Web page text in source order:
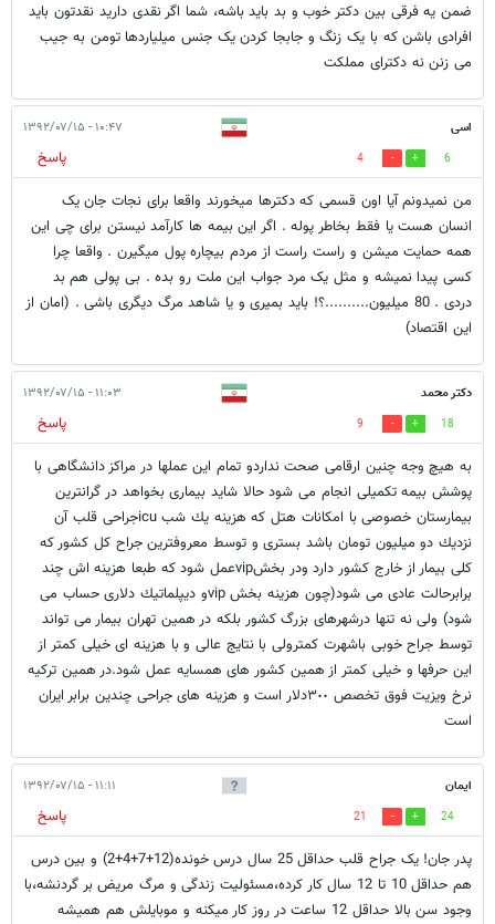
ضمن یه فرقی بین دکتر خوب و بد باید باشه، شما اگر نقدی دارید نقدتون باید
افرادی باشن که با یک زنگ و جابجا کردن یک جنس میلیاردها تومن به جیب
می زنن نه دکترای مملکت
اسی ۱۰:۴۷ - ۱۳۹۲/۰۷/۱۵
6
4
پاسخ
من نمیدونم آیا اون قسمی که دکترها میخورند واقعا برای نجات جان یک
انسان هست یا فقط بخاطر پوله . اگر این بیمه ها کارآمد نیستن برای چی این
همه حمایت میشن و راست راست از مردم بیچاره پول میگیرن . واقعا چرا
کسی پیدا نمیشه و مثل یک مرد جواب این ملت رو بده . بی پولی هم بد
دردی . 80 میلیون..........؟! باید بمیری و یا شاهد مرگ دیگری باشی . (امان از
این اقتصاد)
دكتر محمد ۱۱:۰۳ - ۱۳۹۲/۰۷/۱۵
18
9
پاسخ
به هيچ وجه چنين ارقامى صحت نداردو تمام اين عملها در مراكز دانشگاهى با
پوشش بيمه تكميلى انجام مى شود حالا شايد بيمارى بخواهد در گرانترين
بيمارستان خصوصى با امكانات هتل كه هزينه يك شب icuجراحى قلب آن
نزديك دو ميليون تومان باشد بسترى و توسط معروفترين جراح كل كشور كه
كلى بيمار از خارج كشور دارد ودر بخشvipعمل شود كه طبعا هزينه اش چند
برابرحالت عادى مى شود(چون هزينه بخش vipو ديپلماتيك دلارى حساب مى
شود) ولى نه تنها درشهرهاى بزرگ كشور بلكه در همين تهران بيمار مى تواند
توسط جراح خوبى باشهرت كمترولى با نتايج عالى و با هزينه اى خيلى كمتر از
اين حرفها و خيلى كمتر از همين كشور هاى همسايه عمل شود.در همين تركيه
نرخ ويزيت فوق تخصص ٣٠٠دلار است و هزينه هاى جراحى چندين برابر ايران
است
ایمان ۱۱:۱۱ - ۱۳۹۲/۰۷/۱۵
24
21
پاسخ
پدر جان! یک جراح قلب حداقل 25 سال درس خونده(12+7+4+2) و بین درس
هم حداقل 10 تا 12 سال کار کرده،مسئولیت زندگی و مرگ مریض بر گردنشه،با
وجود سن بالا حداقل 12 ساعت در روز کار میکنه و موبایلش هم همیشه